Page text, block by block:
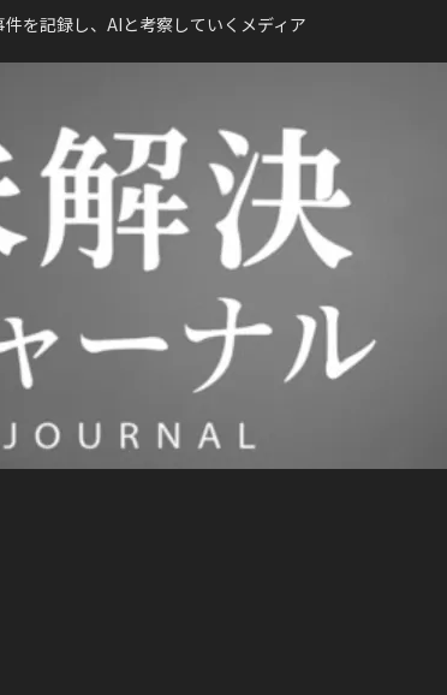
件を記録し、AIと考察していくメディア